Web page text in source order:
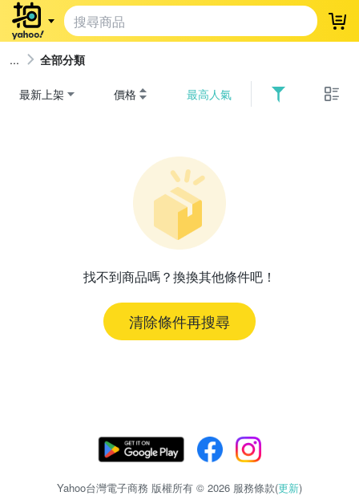
登
全部分類
最新上架 價格 最高人氣
找不到商品嗎？換換其他條件吧！
清除條件再搜尋
Yahoo台灣電子商務 版權所有 © 2026 服務條款(更新)